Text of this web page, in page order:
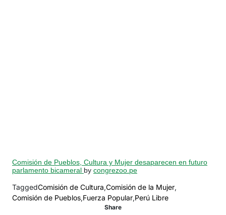
Share
Comisión de Pueblos, Cultura y Mujer desaparecen en futuro
parlamento bicameral by congrezoo.pe
TaggedComisión de Cultura,Comisión de la Mujer,
Comisión de Pueblos,Fuerza Popular,Perú Libre